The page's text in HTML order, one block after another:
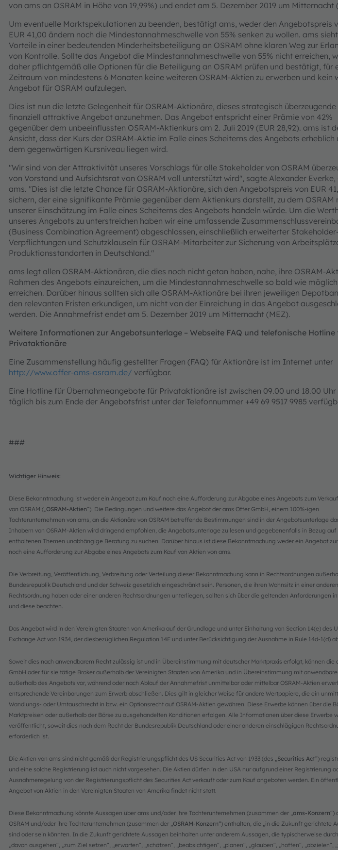
von ams an OSRAM in Höhe von 19,99%) und endet am 5. Dezember 2019 um Mitternacht
Um eventuelle Marktspekulationen zu beenden, bestätigt ams, weder den Angebotspreis
EUR 41,00 ändern noch die Mindestannahmeschwelle von 55% senken zu wollen. ams
Vorteile in einer bedeutenden Minderheitsbeteiligung an OSRAM ohne klaren Weg zur
von Kontrolle. Sollte das Angebot die Mindestannahmeschwelle von 55% nicht erreichen,
daher pflichtgemäß alle Optionen für die Beteiligung an OSRAM prüfen und bestätigt, für
Zeitraum von mindestens 6 Monaten keine weiteren OSRAM-Aktien zu erwerben und kein
Angebot für OSRAM aufzulegen.
Dies ist nun die letzte Gelegenheit für OSRAM-Aktionäre, dieses strategisch überzeugende
finanziell attraktive Angebot anzunehmen. Das Angebot entspricht einer Prämie von 42%
gegenüber dem unbeeinflussten OSRAM-Aktienkurs am 2. Juli 2019 (EUR 28,92). ams ist
Ansicht, dass der Kurs der OSRAM-Aktie im Falle eines Scheiterns des Angebots erheblich
dem gegenwärtigen Kursniveau liegen wird.
"Wir sind von der Attraktivität unseres Vorschlags für alle Stakeholder von OSRAM
von Vorstand und Aufsichtsrat von OSRAM voll unterstützt wird", sagte Alexander Everke,
ams. "Dies ist die letzte Chance für OSRAM-Aktionäre, sich den Angebotspreis von EUR
sichern, der eine signifikante Prämie gegenüber dem Aktienkurs darstellt, zu dem OSRAM
unserer Einschätzung im Falle eines Scheiterns des Angebots handeln würde. Um die
unseres Angebots zu unterstreichen haben wir eine umfassende
(Business Combination Agreement) abgeschlossen, einschließlich erweiterter
Verpflichtungen und Schutzklauseln für OSRAM-Mitarbeiter zur Sicherung von
Produktionsstandorten in Deutschland."
ams legt allen OSRAM-Aktionären, die dies noch nicht getan haben, nahe, ihre OSRAM-
Rahmen des Angebots einzureichen, um die Mindestannahmeschwelle so bald wie möglich
erreichen. Darüber hinaus sollten sich alle OSRAM-Aktionäre bei ihren jeweiligen
den relevanten Fristen erkundigen, um nicht von der Einreichung in das Angebot
werden. Die Annahmefrist endet am 5. Dezember 2019 um Mitternacht (MEZ).
Weitere Informationen zur Angebotsunterlage – Webseite FAQ und telefonische Hotline
Privataktionäre
Eine Zusammenstellung häufig gestellter Fragen (FAQ) für Aktionäre ist im Internet unter
http://www.offer-ams-osram.de/ verfügbar.
Eine Hotline für Übernahmeangebote für Privataktionäre ist zwischen 09.00 und 18.00 Uhr
täglich bis zum Ende der Angebotsfrist unter der Telefonnummer +49 69 9517 9985
###
Wichtiger Hinweis:
Diese Bekanntmachung ist weder ein Angebot zum Kauf noch eine Aufforderung zur Abgabe eines Angebots zum
von OSRAM („OSRAM-Aktien“). Die Bedingungen und weitere das Angebot der ams Offer GmbH, einem 100%-igen
Tochterunternehmen von ams, an die Aktionäre von OSRAM betreffende Bestimmungen sind in der Angebotsunterlage
Inhabern von OSRAM-Aktien wird dringend empfohlen, die Angebotsunterlage zu lesen und gegebenenfalls in Bezug auf
enthaltenen Themen unabhängige Beratung zu suchen. Darüber hinaus ist diese Bekanntmachung weder ein Angebot
noch eine Aufforderung zur Abgabe eines Angebots zum Kauf von Aktien von ams.
Die Verbreitung, Veröffentlichung, Verbreitung oder Verteilung dieser Bekanntmachung kann in Rechtsordnungen
Bundesrepublik Deutschland und der Schweiz gesetzlich eingeschränkt sein. Personen, die ihren Wohnsitz in einer anderen
Rechtsordnung haben oder einer anderen Rechtsordnungen unterliegen, sollten sich über die geltenden Anforderungen
und diese beachten.
Das Angebot wird in den Vereinigten Staaten von Amerika auf der Grundlage und unter Einhaltung von Section 14(e) des
Exchange Act von 1934, der diesbezüglichen Regulation 14E und unter Berücksichtigung der Ausnahme in Rule 14d-1(d)
Soweit dies nach anwendbarem Recht zulässig ist und in Übereinstimmung mit deutscher Marktpraxis erfolgt, können die
GmbH oder für sie tätige Broker außerhalb der Vereinigten Staaten von Amerika und in Übereinstimmung mit
außerhalb des Angebots vor, während oder nach Ablauf der Annahmefrist unmittelbar oder mittelbar OSRAM-Aktien
entsprechende Vereinbarungen zum Erwerb abschließen. Dies gilt in gleicher Weise für andere Wertpapiere, die ein
Wandlungs- oder Umtauschrecht in bzw. ein Optionsrecht auf OSRAM-Aktien gewähren. Diese Erwerbe können über die
Marktpreisen oder außerhalb der Börse zu ausgehandelten Konditionen erfolgen. Alle Informationen über diese Erwerbe
veröffentlicht, soweit dies nach dem Recht der Bundesrepublik Deutschland oder einer anderen einschlägigen
erforderlich ist.
Die Aktien von ams sind nicht gemäß der Registrierungspflicht des US Securities Act von 1933 (des „Securities Act”)
und eine solche Registrierung ist auch nicht vorgesehen. Die Aktien dürfen in den USA nur aufgrund einer Registrierung
Ausnahmeregelung von der Registrierungspflicht des Securities Act verkauft oder zum Kauf angeboten werden. Ein
Angebot von Aktien in den Vereinigten Staaten von Amerika findet nicht statt.
Diese Bekanntmachung könnte Aussagen über ams und/oder ihre Tochterunternehmen (zusammen der „ams-Konzern“)
OSRAM und/oder ihre Tochterunternehmen (zusammen der „OSRAM-Konzern“) enthalten, die „in die Zukunft gerichtete
sind oder sein könnten. In die Zukunft gerichtete Aussagen beinhalten unter anderem Aussagen, die typischerweise
„davon ausgehen“, „zum Ziel setzen“, „erwarten“, „schätzen“, „beabsichtigen“, „planen“, „glauben“, „hoffen“, „abzielen“,